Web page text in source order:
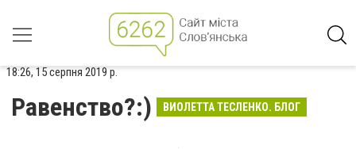
18:26, 15 серпня 2019 р.
Равенство?:) ВИОЛЕТТА ТЕСЛЕНКО. БЛОГ